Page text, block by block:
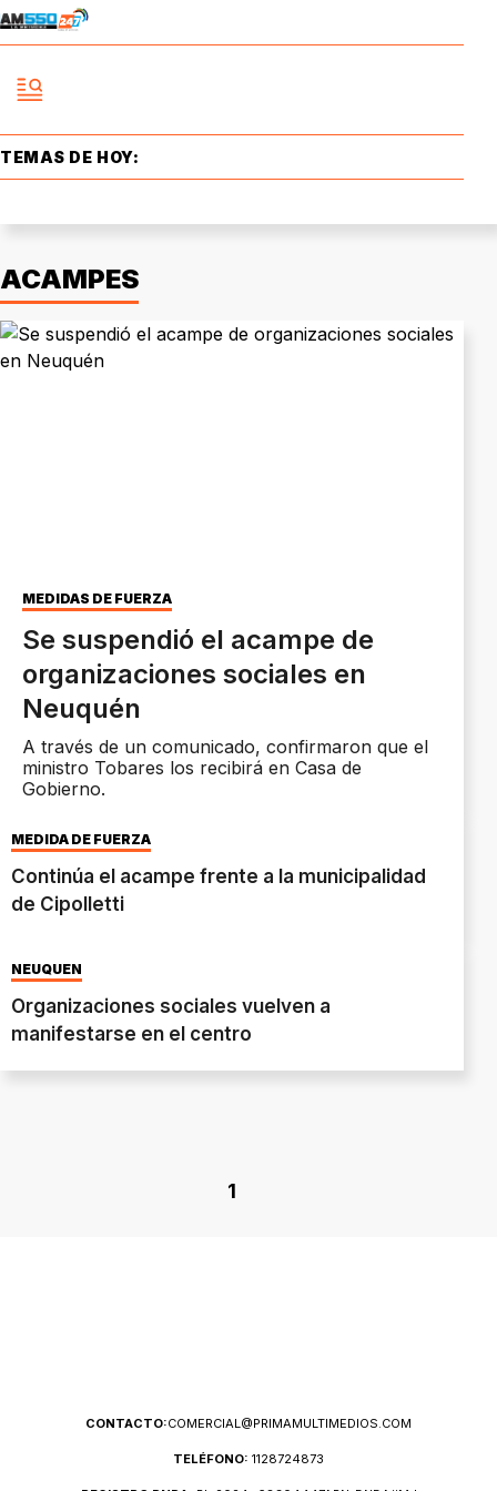
TEMAS DE HOY:
ACAMPES
MEDIDAS DE FUERZA
Se suspendió el acampe de
organizaciones sociales en
Neuquén
A través de un comunicado, confirmaron que el
ministro Tobares los recibirá en Casa de
Gobierno.
MEDIDA DE FUERZA
Continúa el acampe frente a la municipalidad
de Cipolletti
NEUQUÉN
Organizaciones sociales vuelven a
manifestarse en el centro
1
CONTACTO:COMERCIAL@PRIMAMULTIMEDIOS.COM
TELÉFONO: 1128724873